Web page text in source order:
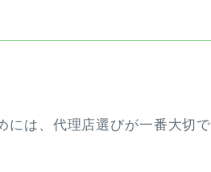
には、代理店選びが一番大切で